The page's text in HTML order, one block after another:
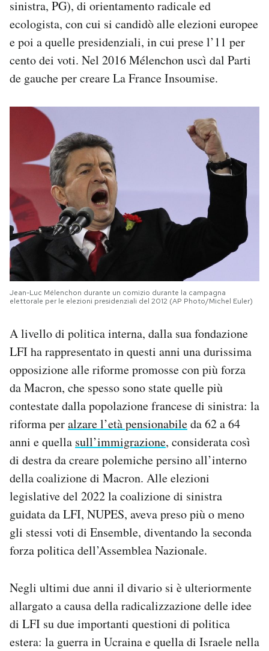
sinistra, PG), di orientamento radicale ed
ecologista, con cui si candidò alle elezioni europee
e poi a quelle presidenziali, in cui prese l’11 per
cento dei voti. Nel 2016 Mélenchon uscì dal Parti
de gauche per creare La France Insoumise.
Jean-Luc Mélenchon durante un comizio durante la campagna
elettorale per le elezioni presidenziali del 2012 (AP Photo/Michel Euler)
A livello di politica interna, dalla sua fondazione
LFI ha rappresentato in questi anni una durissima
opposizione alle riforme promosse con più forza
da Macron, che spesso sono state quelle più
contestate dalla popolazione francese di sinistra: la
riforma peralzare l’età pensionabileda 62 a 64
anni e quella sull’immigrazione, considerata così
di destra da creare polemiche persino all’interno
della coalizione di Macron. Alle elezioni
legislative del 2022 la coalizione di sinistra
guidata da LFI, NUPES, aveva preso più o meno
gli stessi voti di Ensemble, diventando la seconda
forza politica dell’Assemblea Nazionale.
Negli ultimi due anni il divario si è ulteriormente
allargato a causa della radicalizzazione delle idee
di LFI su due importanti questioni di politica
estera: la guerra in Ucraina e quella di Israele nella